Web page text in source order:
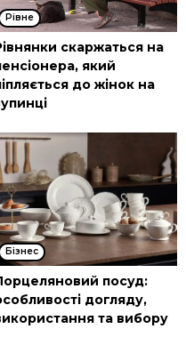
Рівне
скаржаться на
який
до жінок на
Бізнес
посуд:
догляду,
та вибору